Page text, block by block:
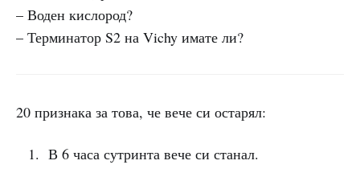
– Воден кислород?
– Терминатор S2 на Vichy имате ли?
20 признака за това, че вече си остарял:
В 6 часа сутринта вече си станал.